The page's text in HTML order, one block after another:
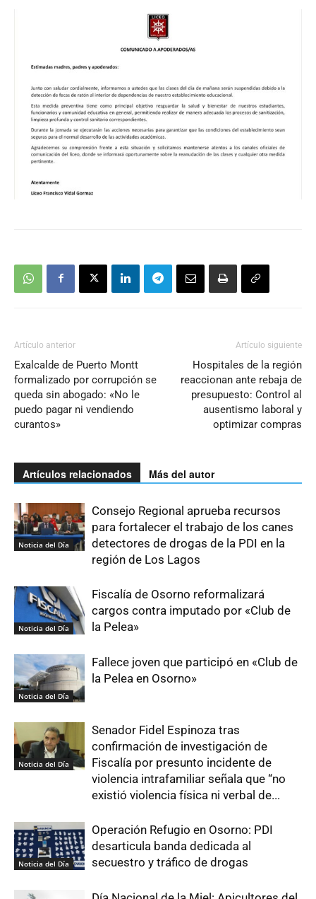
Artículo anterior
Exalcalde de Puerto Montt
formalizado por corrupción se
queda sin abogado: «No le
puedo pagar ni vendiendo
curantos»
Artículo siguiente
Hospitales de la región
reaccionan ante rebaja de
presupuesto: Control al
ausentismo laboral y
optimizar compras
Artículos relacionados Más del autor
Noticia del Día
Consejo Regional aprueba recursos
para fortalecer el trabajo de los canes
detectores de drogas de la PDI en la
región de Los Lagos
Noticia del Día
Fiscalía de Osorno reformalizará
cargos contra imputado por «Club de
la Pelea»
Noticia del Día
Fallece joven que participó en «Club de
la Pelea en Osorno»
Noticia del Día
Senador Fidel Espinoza tras
confirmación de investigación de
Fiscalía por presunto incidente de
violencia intrafamiliar señala que “no
existió violencia física ni verbal de...
Noticia del Día
Operación Refugio en Osorno: PDI
desarticula banda dedicada al
secuestro y tráfico de drogas